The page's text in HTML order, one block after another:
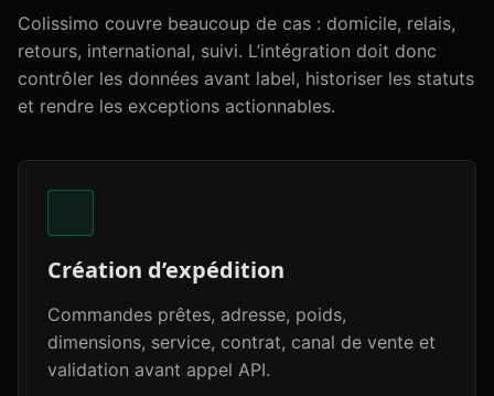
Colissimo couvre beaucoup de cas : domicile, relais,
retours, international, suivi. L’intégration doit donc
contrôler les données avant label, historiser les statuts
et rendre les exceptions actionnables.
Création d’expédition
Commandes prêtes, adresse, poids,
dimensions, service, contrat, canal de vente et
validation avant appel API.